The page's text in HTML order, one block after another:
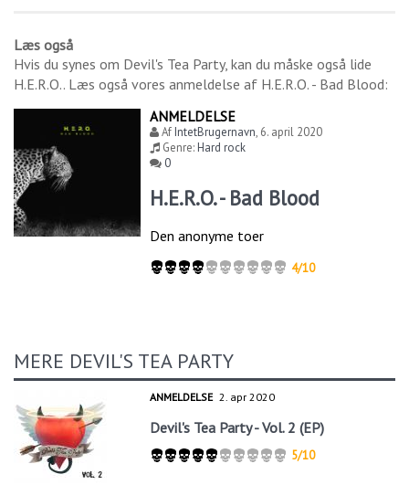
Læs også
Hvis du synes om Devil's Tea Party, kan du måske også lide
H.E.R.O.. Læs også vores anmeldelse af H.E.R.O. - Bad Blood:
ANMELDELSE
AfIntetBrugernavn, 6. april 2020
Genre:Hard rock
0
H.E.R.O. - Bad Blood
Den anonyme toer
4/10
MERE DEVIL'S TEA PARTY
ANMELDELSE 2. apr 2020
Devil's Tea Party - Vol. 2 (EP)
5/10